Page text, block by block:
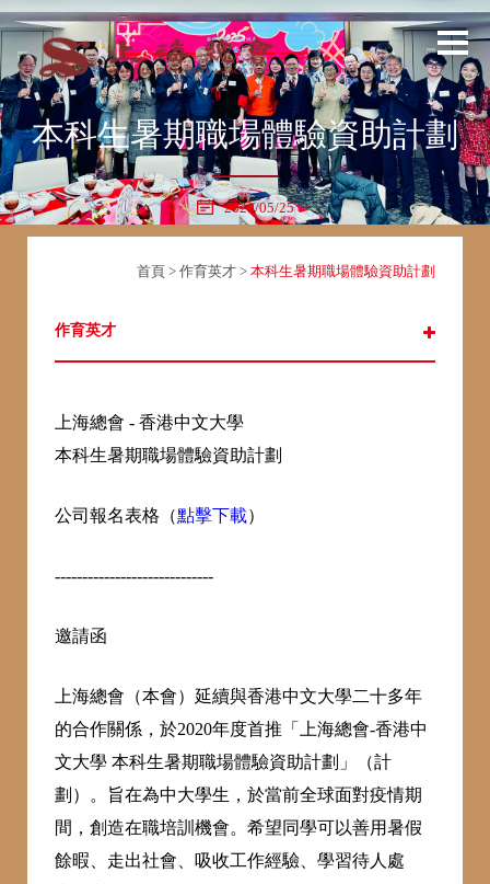
本科生暑期職場體驗資助計劃
2020/05/25
首頁 > 作育英才 > 本科生暑期職場體驗資助計劃
作育英才
上海總會 - 香港中文大學
本科生暑期職場體驗資助計劃
公司報名表格（點擊下載）
-----------------------------
邀請函
上海總會（本會）延續與香港中文大學二十多年
的合作關係，於2020年度首推「上海總會-香港中
文大學 本科生暑期職場體驗資助計劃」（計
劃）。旨在為中大學生，於當前全球面對疫情期
間，創造在職培訓機會。希望同學可以善用暑假
餘暇、走出社會、吸收工作經驗、學習待人處